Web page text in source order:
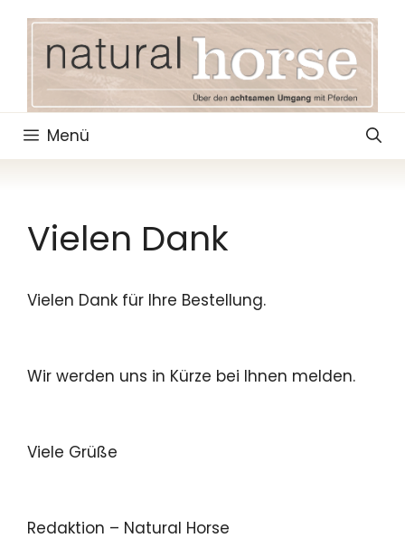
springen
Menü
Vielen Dank
Vielen Dank für Ihre Bestellung.
Wir werden uns in Kürze bei Ihnen melden.
Viele Grüße
Redaktion – Natural Horse